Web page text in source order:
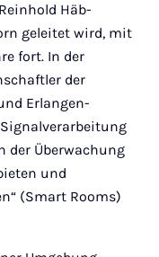
Häb-
geleitet wird, mit
fort. In der
der
Erlangen-
der Überwachung
und
(Smart Rooms)